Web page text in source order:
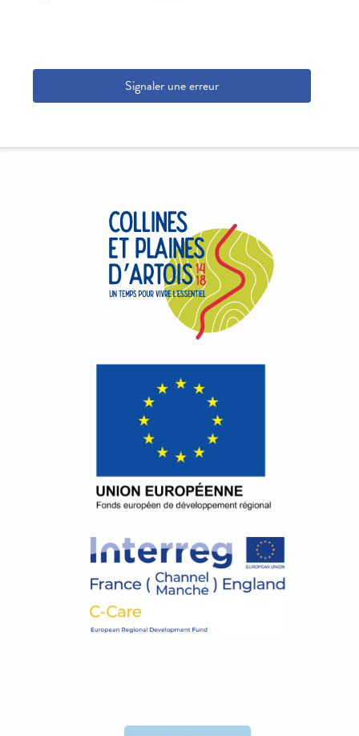
Signaler une erreur